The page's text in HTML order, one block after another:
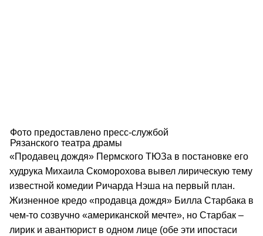
Фото предоставлено пресс-службой
Рязанского театра драмы
«Продавец дождя» Пермского ТЮЗа в постановке его
худрука Михаила Скоморохова вывел лирическую тему
известной комедии Ричарда Нэша на первый план.
Жизненное кредо «продавца дождя» Билла Старбака в
чем-то созвучно «американской мечте», но Старбак –
лирик и авантюрист в одном лице (обе эти ипостаси